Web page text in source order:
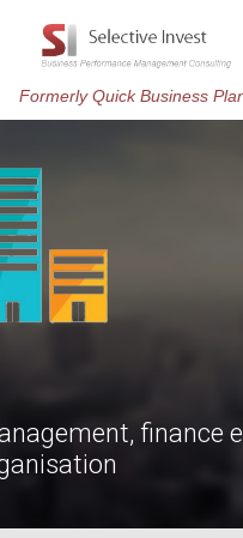
Formerly Quick Business
Solutions